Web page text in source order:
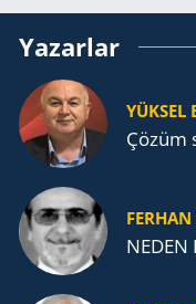
Yazarlar
YÜKSEL
Çözüm
NEDEN